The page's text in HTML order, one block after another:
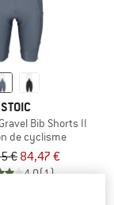
STOIC
Bib Shorts II
de cyclisme
€ 84,47 €
4,0(1)